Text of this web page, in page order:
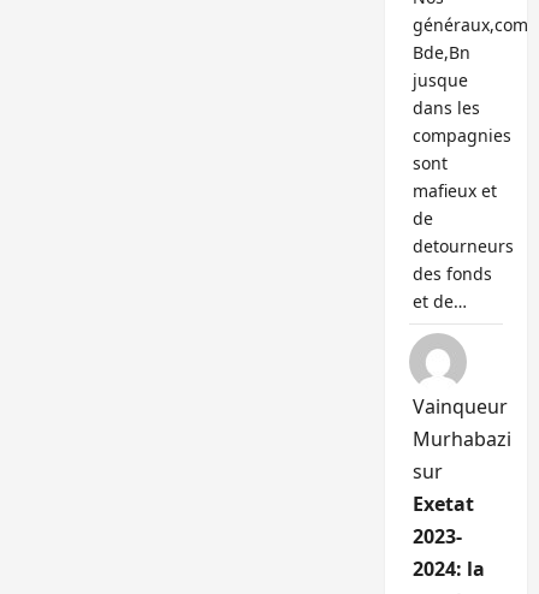
généraux,com
Bde,Bn
jusque
dans les
compagnies
sont
mafieux et
de
detourneurs
des fonds
et de…
Vainqueur
Murhabazi
sur
Exetat
2023-
2024: la